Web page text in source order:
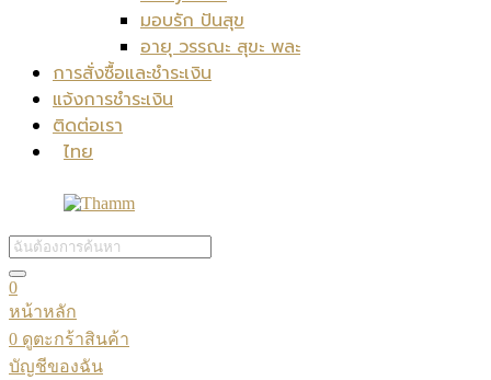
มอบรัก ปันสุข
อายุ วรรณะ สุขะ พละ
การสั่งซื้อและชำระเงิน
แจ้งการชำระเงิน
ติดต่อเรา
ไทย
0
หน้าหลัก
0 ดูตะกร้าสินค้า
บัญชีของฉัน